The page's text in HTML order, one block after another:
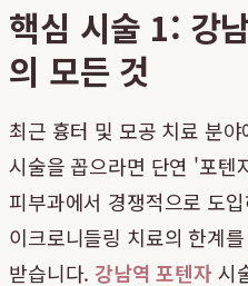
핵심 시술 1: 강
의 모든 것
최근 흉터 및 모공 치료 분
시술을 꼽으라면 단연 '포텐
피부과에서 경쟁적으로 도
이크로니들링 치료의 한계
받습니다. 강남역 포텐자시